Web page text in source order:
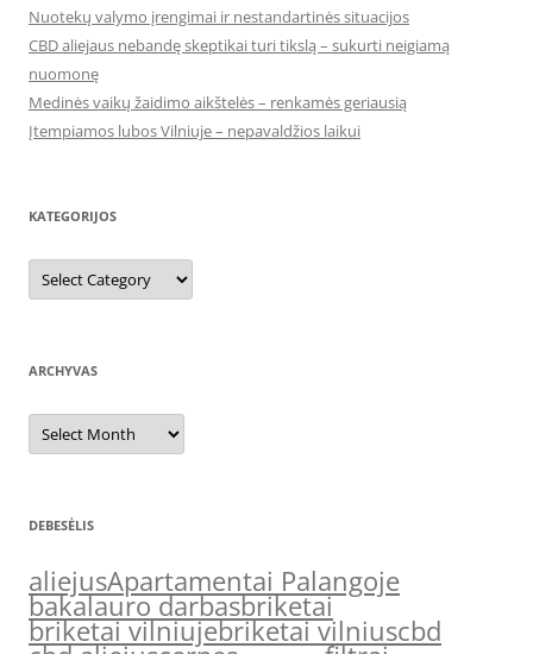
Nuotekų valymo įrengimai ir nestandartinės situacijos
CBD aliejaus nebandę skeptikai turi tikslą – sukurti neigiamą
nuomonę
Medinės vaikų žaidimo aikštelės – renkamės geriausią
Įtempiamos lubos Vilniuje – nepavaldžios laikui
KATEGORIJOS
Kategorijos
ARCHYVAS
Archyvas
DEBESĖLIS
aliejusApartamentai Palangoje
bakalauro darbasbriketai
briketai vilniujebriketai vilniuscbd